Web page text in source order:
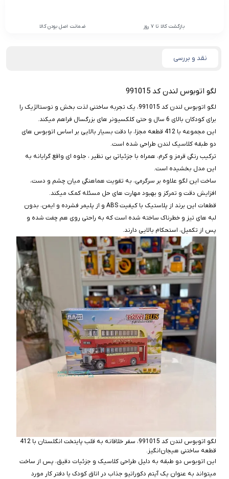
بازگشت کالا تا 7 روز ضمانت اصل بودن کالا
نقد و بررسی
لگو اتوبوس لندن کد 991015
لگو اتوبوس لندن کد 991015، یک تجربه ساختنی لذت‌ بخش و نوستالژیک را
برای کودکان بالای 6 سال و حتی کلکسیونر های بزرگسال فراهم میکند.
این مجموعه با 412 قطعه مجزا، با دقت بسیار بالایی بر اساس اتوبوس‌ های
دو طبقه کلاسیک لندن طراحی شده است.
ترکیب رنگی قرمز و کرم، همراه با جزئیاتی بی نظیر ، جلوه‌ ای واقع‌ گرایانه به
این مدل بخشیده است.
ساخت این لگو علاوه بر سرگرمی، به تقویت هماهنگی میان چشم و دست،
افزایش دقت و تمرکز و بهبود مهارت‌ های حل مسئله کمک میکند.
قطعات این برند از پلاستیک با کیفیت ABS و از پلیمر فشرده و ایمن، بدون
لبه‌ های تیز و خطرناک ساخته شده است که به راحتی روی هم چفت شده و
پس از تکمیل، استحکام بالایی دارند.
لگو اتوبوس لندن کد 991015، سفر خلاقانه به قلب پایتخت انگلستان با 412
قطعه ساختنی هیجان‌انگیز.
این اتوبوس دو طبقه به دلیل طراحی کلاسیک و جزئیات دقیق، پس از ساخت
میتواند به عنوان یک آیتم دکوراتیو جذاب در اتاق کودک یا دفتر کار مورد